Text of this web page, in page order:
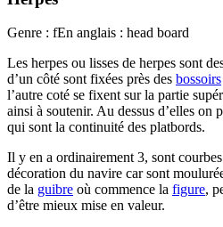
Genre : fEn anglais : head board
Les herpes ou lisses de herpes sont
d’un côté sont fixées près des bossoirs
l’autre coté se fixent sur la partie
ainsi à soutenir. Au dessus d’elles on
qui sont la continuité des platbords.
Il y en a ordinairement 3, sont
décoration du navire car sont
de la guibre où commence la figure,
d’être mieux mise en valeur.